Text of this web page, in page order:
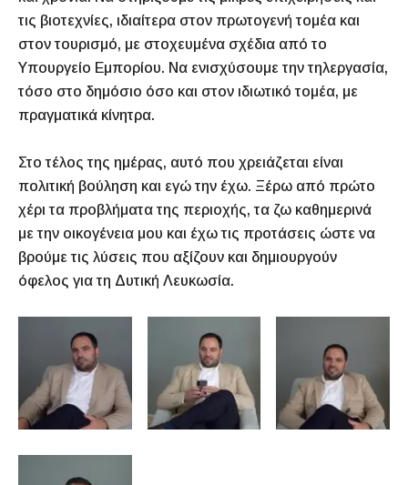
τις βιοτεχνίες, ιδιαίτερα στον πρωτογενή τομέα και
στον τουρισμό, με στοχευμένα σχέδια από το
Υπουργείο Εμπορίου. Να ενισχύσουμε την τηλεργασία,
τόσο στο δημόσιο όσο και στον ιδιωτικό τομέα, με
πραγματικά κίνητρα.
Στο τέλος της ημέρας, αυτό που χρειάζεται είναι
πολιτική βούληση και εγώ την έχω. Ξέρω από πρώτο
χέρι τα προβλήματα της περιοχής, τα ζω καθημερινά
με την οικογένεια μου και έχω τις προτάσεις ώστε να
βρούμε τις λύσεις που αξίζουν και δημιουργούν
όφελος για τη Δυτική Λευκωσία.